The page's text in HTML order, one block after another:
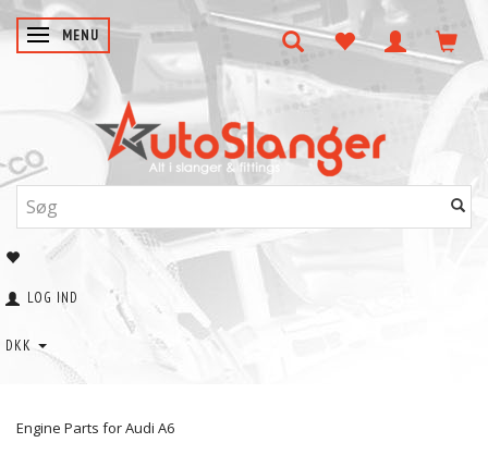
SKIFTE NAVIGATION
MENU
LOG IND
DKK
Engine Parts for Audi A6